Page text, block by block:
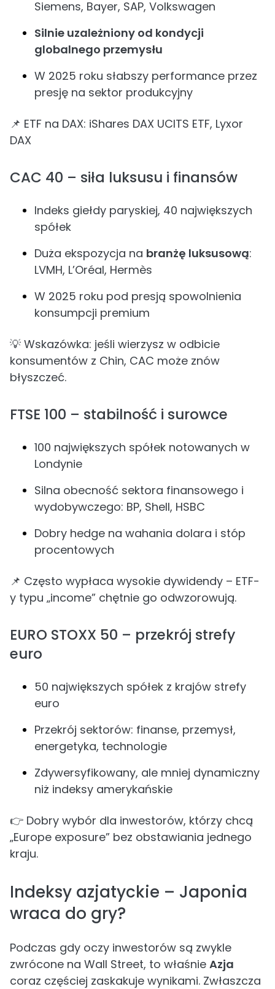
Siemens, Bayer, SAP, Volkswagen
Silnie uzależniony od kondycji
globalnego przemysłu
W 2025 roku słabszy performance przez
presję na sektor produkcyjny
📌 ETF na DAX: iShares DAX UCITS ETF, Lyxor
DAX
CAC 40 – siła luksusu i finansów
Indeks giełdy paryskiej, 40 największych
spółek
Duża ekspozycja na branżę luksusową:
LVMH, L’Oréal, Hermès
W 2025 roku pod presją spowolnienia
konsumpcji premium
💡 Wskazówka: jeśli wierzysz w odbicie
konsumentów z Chin, CAC może znów
błyszczeć.
FTSE 100 – stabilność i surowce
100 największych spółek notowanych w
Londynie
Silna obecność sektora finansowego i
wydobywczego: BP, Shell, HSBC
Dobry hedge na wahania dolara i stóp
procentowych
📌 Często wypłaca wysokie dywidendy – ETF-
y typu „income” chętnie go odwzorowują.
EURO STOXX 50 – przekrój strefy
euro
50 największych spółek z krajów strefy
euro
Przekrój sektorów: finanse, przemysł,
energetyka, technologie
Zdywersyfikowany, ale mniej dynamiczny
niż indeksy amerykańskie
👉 Dobry wybór dla inwestorów, którzy chcą
„Europe exposure” bez obstawiania jednego
kraju.
Indeksy azjatyckie – Japonia
wraca do gry?
Podczas gdy oczy inwestorów są zwykle
zwrócone na Wall Street, to właśnie Azja
coraz częściej zaskakuje wynikami. Zwłaszcza